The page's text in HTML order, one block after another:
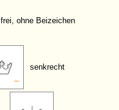
frei, ohne Beizeichen
senkrecht